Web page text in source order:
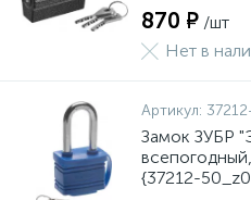
870 ₽ /шт
Нет в
Артикул:
Замок ЗУБР
{37212-